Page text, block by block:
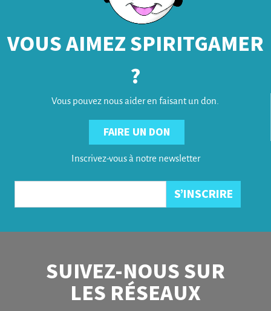
VOUS AIMEZ SPIRITGAMER
?
Vous pouvez nous aider en faisant un don.
FAIRE UN DON
Inscrivez-vous à notre newsletter
SUIVEZ-NOUS SUR
LES RÉSEAUX